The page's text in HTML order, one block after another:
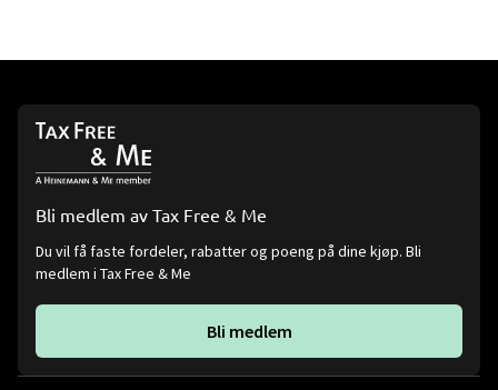
Bli medlem av Tax Free & Me
Du vil få faste fordeler, rabatter og poeng på dine kjøp. Bli
medlem i Tax Free & Me
Bli medlem